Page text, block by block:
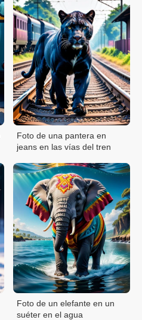
Foto de una pantera en
jeans en las vías del tren
Foto de un elefante en un
suéter en el agua